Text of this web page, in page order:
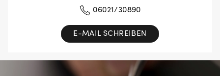
06021/30890
E-MAIL SCHREIBEN